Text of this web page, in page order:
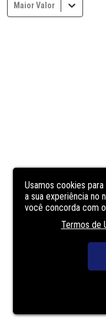
Usamos cookies
a sua experiência no
você concorda com
Termos de
Maior Valor